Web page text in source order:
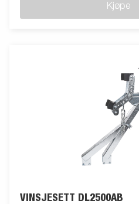
Kjøpe
VINSJESETT DL2500AB